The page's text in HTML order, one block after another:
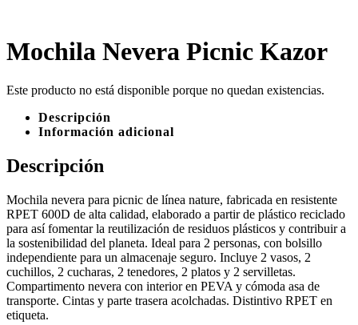
Mochila Nevera Picnic Kazor
Este producto no está disponible porque no quedan existencias.
Descripción
Información adicional
Descripción
Mochila nevera para picnic de línea nature, fabricada en resistente
RPET 600D de alta calidad, elaborado a partir de plástico reciclado
para así fomentar la reutilización de residuos plásticos y contribuir a
la sostenibilidad del planeta. Ideal para 2 personas, con bolsillo
independiente para un almacenaje seguro. Incluye 2 vasos, 2
cuchillos, 2 cucharas, 2 tenedores, 2 platos y 2 servilletas.
Compartimento nevera con interior en PEVA y cómoda asa de
transporte. Cintas y parte trasera acolchadas. Distintivo RPET en
etiqueta.